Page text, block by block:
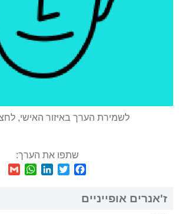
לשמירת הערך באיזור האישי,
שתפו את הערך:
Facebook
Twitter
LinkedIn
ז'אנרים אופייניים